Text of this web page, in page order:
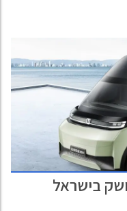
קומפקטיות כגון
בתנועה תוך עירונית
במספר תצורות במחיר
בישראל